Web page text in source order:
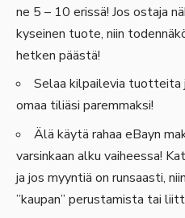
ne 5 – 10 erissä! Jos ostaja
kyseinen tuote, niin
hetken päästä!
Selaa kilpailevia tuotteita
omaa tiliäsi paremmaksi!
Älä käytä rahaa eBayn
varsinkaan alku vaiheessa!
ja jos myyntiä on runsaasti,
”kaupan” perustamista tai